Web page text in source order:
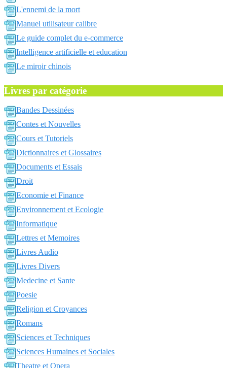
L'ennemi de la mort
Manuel utilisateur calibre
Le guide complet du e-commerce
Intelligence artificielle et education
Le miroir chinois
Livres par catégorie
Bandes Dessinées
Contes et Nouvelles
Cours et Tutoriels
Dictionnaires et Glossaires
Documents et Essais
Droit
Economie et Finance
Environnement et Ecologie
Informatique
Lettres et Memoires
Livres Audio
Livres Divers
Medecine et Sante
Poesie
Religion et Croyances
Romans
Sciences et Techniques
Sciences Humaines et Sociales
Theatre et Opera